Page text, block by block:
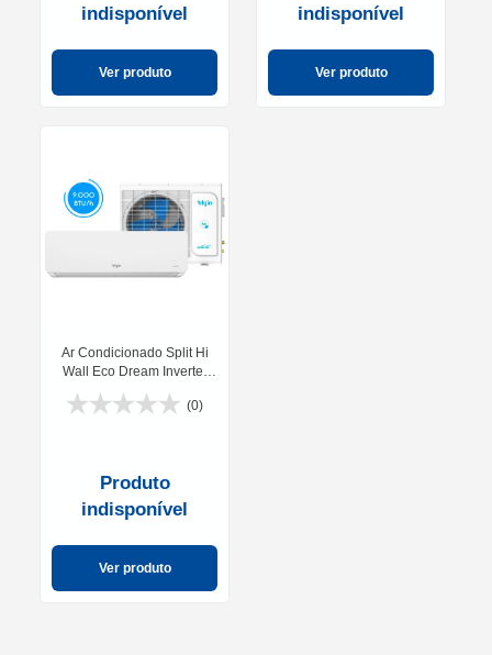
indisponível
Ver produto
indisponível
Ver produto
Ar Condicionado Split Hi
Wall Eco Dream Inverter
9000 BTUs Wifi 220V Elgin
(0)
Produto
indisponível
Ver produto